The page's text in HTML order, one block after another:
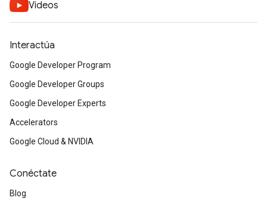
Videos
Interactúa
Google Developer Program
Google Developer Groups
Google Developer Experts
Accelerators
Google Cloud & NVIDIA
Conéctate
Blog